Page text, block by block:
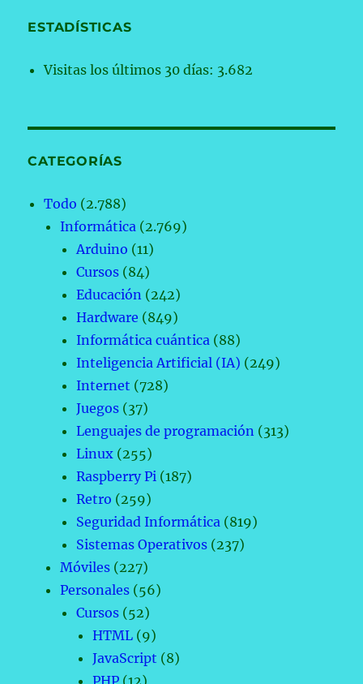
ESTADÍSTICAS
Visitas los últimos 30 días: 3.682
CATEGORÍAS
Todo (2.788)
Informática (2.769)
Arduino (11)
Cursos (84)
Educación (242)
Hardware (849)
Informática cuántica (88)
Inteligencia Artificial (IA) (249)
Internet (728)
Juegos (37)
Lenguajes de programación (313)
Linux (255)
Raspberry Pi (187)
Retro (259)
Seguridad Informática (819)
Sistemas Operativos (237)
Móviles (227)
Personales (56)
Cursos (52)
HTML (9)
JavaScript (8)